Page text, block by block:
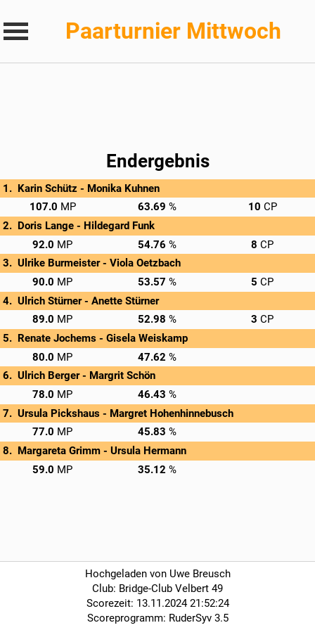
Paarturnier Mittwoch
Endergebnis
Karin Schütz - Monika Kuhnen
Privatscore
107.0 63.69
10
Doris Lange - Hildegard Funk
Privatscore
92.0 54.76
8
Ulrike Burmeister - Viola Oetzbach
Privatscore
90.0 53.57
5
Ulrich Stürner - Anette Stürner
Privatscore
89.0 52.98
3
Renate Jochems - Gisela Weiskamp
Privatscore
80.0
47.62
Ulrich Berger - Margrit Schön
Privatscore
78.0
46.43
Ursula Pickshaus - Margret Hohenhinnebusch
Privatscore
77.0
45.83
Margareta Grimm - Ursula Hermann
Privatscore
59.0 35.12
Hochgeladen von Uwe Breusch
Club: Bridge-Club Velbert 49
Scorezeit: 13.11.2024 21:52:24
Scoreprogramm: RuderSyv 3.5